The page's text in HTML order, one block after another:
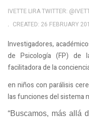
IVETTE LIRA TWITTER:
CREATED: 26 FEBRUARY
Investigadores,
de Psicología (FP) de
facilitadora de la
en niños con parálisis
las funciones del sistema
“Buscamos, más allá